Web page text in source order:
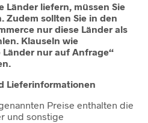
Länder liefern, müssen Sie
Zudem sollten Sie in den
nur diese Länder als
Klauseln wie
nur auf Anfrage“
Lieferinformationen
Preise enthalten die
und sonstige